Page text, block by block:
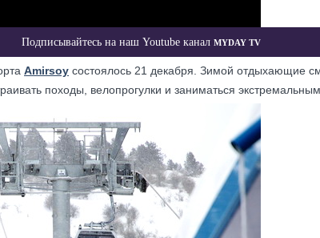
Подписывайтесь на наш Youtube канал Myday TV
Amirsoy состоялось 21 декабря. Зимой отдыхающие
походы, велопрогулки и заниматься